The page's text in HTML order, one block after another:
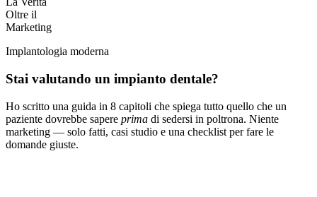
Oltre il
Marketing
Implantologia moderna
Stai valutando un impianto dentale?
Ho scritto una guida in 8 capitoli che spiega tutto quello che un
paziente dovrebbe sapere prima di sedersi in poltrona. Niente
marketing — solo fatti, casi studio e una checklist per fare le
domande giuste.